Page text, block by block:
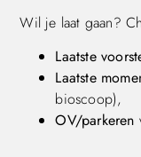
Wil je laat gaan?
Laatste
Laatste
bioscoop),
OV/parkeren